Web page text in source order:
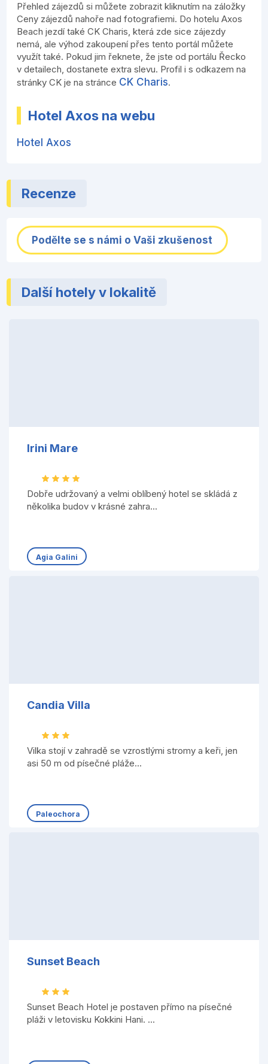
Přehled zájezdů si můžete zobrazit kliknutím na záložky
Ceny zájezdů nahoře nad fotografiemi. Do hotelu Axos
Beach jezdí také CK Charis, která zde sice zájezdy
nemá, ale výhod zakoupení přes tento portál můžete
využít také. Pokud jim řeknete, že jste od portálu Řecko
v detailech, dostanete extra slevu. Profil i s odkazem na
stránky CK je na stránce CK Charis.
Hotel Axos na webu
Hotel Axos
Recenze
Podělte se s námi o Vaši zkušenost
Další hotely v lokalitě
Irini Mare
Dobře udržovaný a velmi oblíbený hotel se skládá z
několika budov v krásné zahra...
Agia Galini
Candia Villa
Vilka stojí v zahradě se vzrostlými stromy a keři, jen
asi 50 m od písečné pláže...
Paleochora
Sunset Beach
Sunset Beach Hotel je postaven přímo na písečné
pláži v letovisku Kokkini Hani. ...